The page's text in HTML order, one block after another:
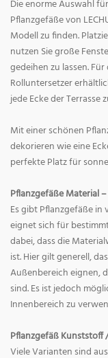
Die enorme Auswahl
Pflanzgefäße von
Modell zu finden.
nutzen Sie große
gedeihen zu lassen.
Rolluntersetzer
jede Ecke der Terrasse
Mit einer schönen
dekorieren wie eine
perfekte Platz für
Pflanzgefäße Material
Es gibt Pflanzgefäße in
eignet sich für
dabei, dass die
ist. Hier gilt generell,
Außenbereich eignen,
sind. Es ist jedoch
Innenbereich zu
Pflanzgefäß Kunststoff
Viele Varianten sind